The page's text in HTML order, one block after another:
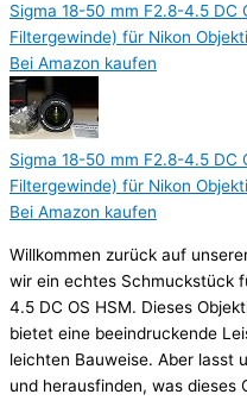
Sigma 18-50 mm F2.8-4.5 DC
Filtergewinde) für Nikon
Bei Amazon kaufen
Sigma 18-50 mm F2.8-4.5 DC
Filtergewinde) für Nikon
Bei Amazon kaufen
Willkommen zurück auf
wir ein echtes Schmuckstück
4.5 DC OS HSM. Dieses
bietet eine beeindruckende
leichten Bauweise. Aber lasst
und herausfinden, was dieses